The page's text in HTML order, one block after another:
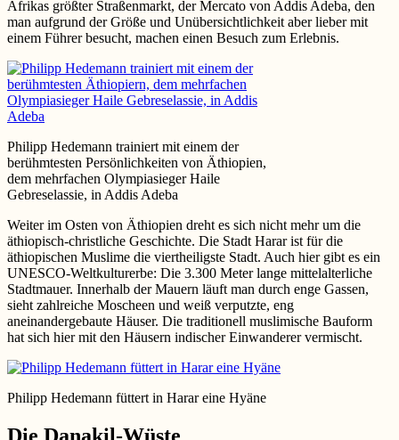
Afrikas größter Straßenmarkt, der Mercato von Addis Adeba, den
man aufgrund der Größe und Unübersichtlichkeit aber lieber mit
einem Führer besucht, machen einen Besuch zum Erlebnis.
Philipp Hedemann trainiert mit einem der
berühmtesten Persönlichkeiten von Äthiopien,
dem mehrfachen Olympiasieger Haile
Gebreselassie, in Addis Adeba
Weiter im Osten von Äthiopien dreht es sich nicht mehr um die
äthiopisch-christliche Geschichte. Die Stadt Harar ist für die
äthiopischen Muslime die viertheiligste Stadt. Auch hier gibt es ein
UNESCO-Weltkulturerbe: Die 3.300 Meter lange mittelalterliche
Stadtmauer. Innerhalb der Mauern läuft man durch enge Gassen,
sieht zahlreiche Moscheen und weiß verputzte, eng
aneinandergebaute Häuser. Die traditionell muslimische Bauform
hat sich hier mit den Häusern indischer Einwanderer vermischt.
Philipp Hedemann füttert in Harar eine Hyäne